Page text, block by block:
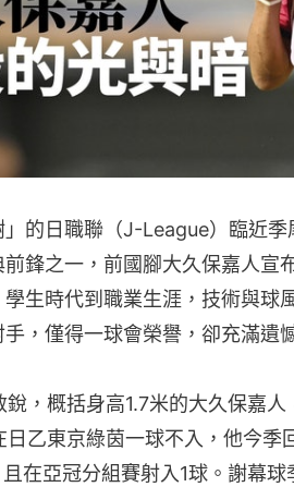
的日職聯（J-League）臨近季
前鋒之一，前國腳大久保嘉人宣
生時代到職業生涯，技術與球
，僅得一球會榮譽，卻充滿遺
銳，概括身高1.7米的大久保嘉
日乙東京綠茵一球不入，他今季
在亞冠分組賽射入1球。謝幕球